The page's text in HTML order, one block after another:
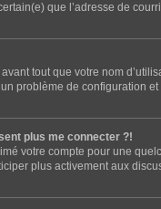
que l’adresse de
tout que votre nom
problème de configuration et
plus me connecter ?!
votre compte pour une
plus activement aux